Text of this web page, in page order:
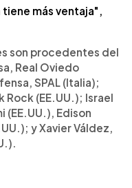
tiene más ventaja",
son procedentes del
Real Oviedo
SPAL (Italia);
(EE.UU.); Israel
Edison
y Xavier Váldez,